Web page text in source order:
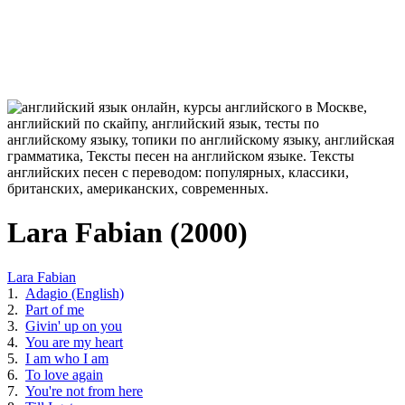
Lara Fabian (2000)
Lara Fabian
1. Adagio (English)
2. Part of me
3. Givin' up on you
4. You are my heart
5. I am who I am
6. To love again
7. You're not from here